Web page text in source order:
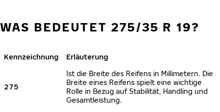
WAS BEDEUTET 275/35 R 19?
Kennzeichnung Erläuterung
275
Ist die Breite des Reifens in Millimetern. Die
Breite eines Reifens spielt eine wichtige
Rolle in Bezug auf Stabilität, Handling und
Gesamtleistung.